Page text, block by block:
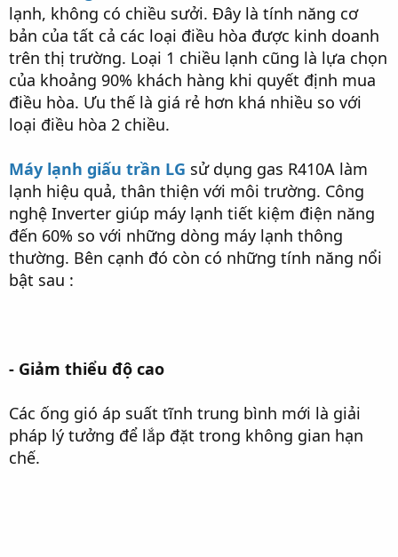
lạnh, không có chiều sưởi. Đây là tính năng cơ
bản của tất cả các loại điều hòa được kinh doanh
trên thị trường. Loại 1 chiều lạnh cũng là lựa chọn
của khoảng 90% khách hàng khi quyết định mua
điều hòa. Ưu thế là giá rẻ hơn khá nhiều so với
loại điều hòa 2 chiều.
Máy lạnh giấu trần LG sử dụng gas R410A làm
lạnh hiệu quả, thân thiện với môi trường. Công
nghệ Inverter giúp máy lạnh tiết kiệm điện năng
đến 60% so với những dòng máy lạnh thông
thường. Bên cạnh đó còn có những tính năng nổi
bật sau :
- Giảm thiểu độ cao
Các ống gió áp suất tĩnh trung bình mới là giải
pháp lý tưởng để lắp đặt trong không gian hạn
chế.